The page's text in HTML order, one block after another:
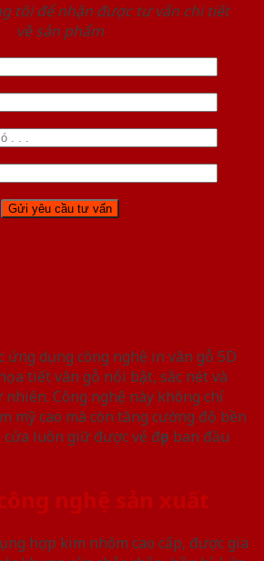
tôi để nhận được tư vấn chi tiết
về sản phẩm
ứng dụng công nghệ in vân gỗ 5D
tiết vân gỗ nổi bật, sắc nét và
Công nghệ này không chỉ
mỹ cao mà còn tăng cường độ bền
luôn giữ được vẻ đẹp ban đầu
nghệ sản xuất
hợp kim nhôm cao cấp, được gia